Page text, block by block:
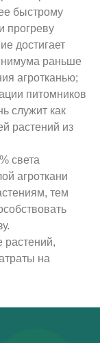
быстрому
прогреву
достигает
раньше
агротканью;
питомников
служит как
растений из
света
агроткани
тем
растений,
на